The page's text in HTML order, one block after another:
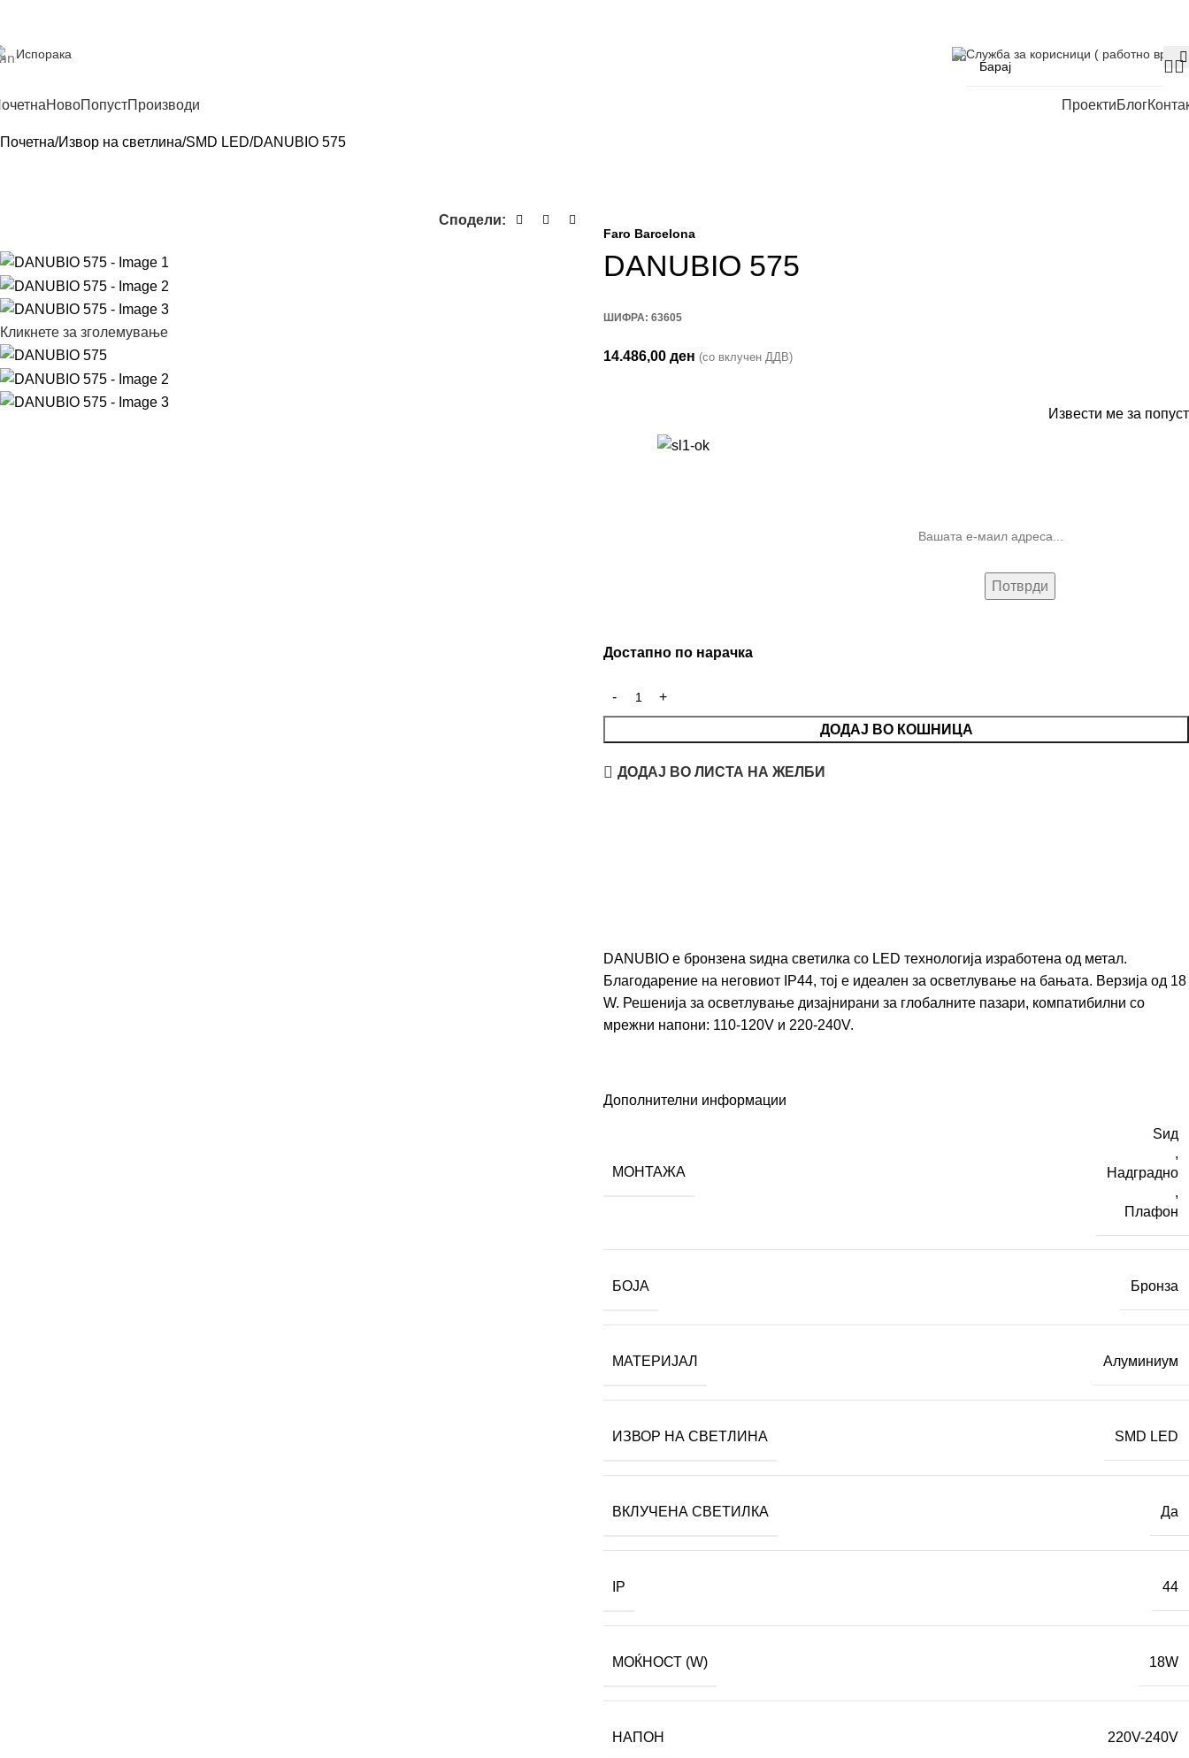
Испорака Служба за корисници ( работно
НовоПопустПроизводи ПроектиБлог
Почетна Извор на светлина SMD LED DANUBIO 575
Сподели:
Кликнете за зголемување
Faro Barcelona
DANUBIO 575
ШИФРА: 63605
14.486,00 ден (со вклучен ДДВ)
Извести ме за попуст
Достапно по нарачка
ДОДАЈ ВО КОШНИЦА
ДОДАЈ ВО ЛИСТА НА ЖЕЛБИ
DANUBIO е бронзена ѕидна светилка со LED технологија изработена од метал.
Благодарение на неговиот IP44, тој е идеален за осветлување на бањата. Верзија од 18
W. Решенија за осветлување дизајнирани за глобалните пазари, компатибилни со
мрежни напони: 110-120V и 220-240V.
Дополнителни информации
МОНТАЖА
Ѕид
,
Надградно
,
Плафон
БОЈА Бронза
МАТЕРИЈАЛ Алуминиум
ИЗВОР НА СВЕТЛИНА SMD LED
ВКЛУЧЕНА СВЕТИЛКА Да
IP 44
МОЌНОСТ (W) 18W
НАПОН 220V-240V